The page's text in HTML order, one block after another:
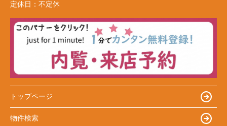
定休日： 不定休
トップページ
物件検索